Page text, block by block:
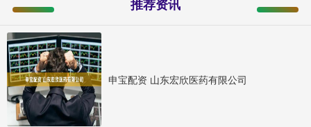
推荐资讯
申宝配资 山东宏欣医药有限公司